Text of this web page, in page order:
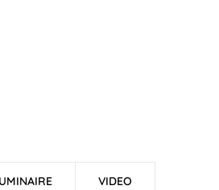
VIDEO